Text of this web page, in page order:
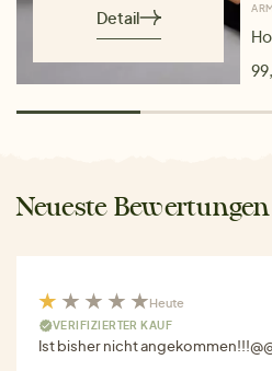
Detail
Neueste Bewertungen
Heute
VERIFIZIERTER KAUF
Ist bisher nicht